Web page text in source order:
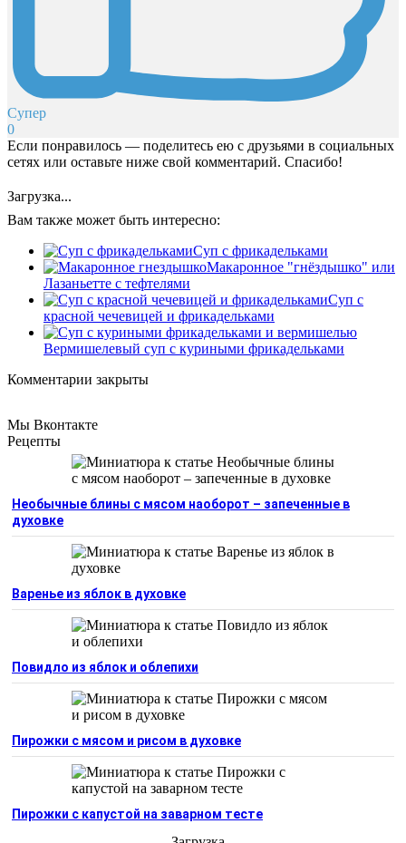
Супер
0
Если понравилось — поделитесь ею с друзьями в социальных
сетях или оставьте ниже свой комментарий. Спасибо!
Загрузка...
Вам также может быть интересно:
Суп с фрикадельками
Макаронное "гнёздышко" или
Лазаньетте с тефтелями
Суп с
красной чечевицей и фрикадельками
Вермишелевый суп с куриными фрикадельками
Комментарии закрыты
Мы Вконтакте
Рецепты
Необычные блины с мясом наоборот – запеченные в
духовке
Варенье из яблок в духовке
Повидло из яблок и облепихи
Пирожки с мясом и рисом в духовке
Пирожки с капустой на заварном тесте